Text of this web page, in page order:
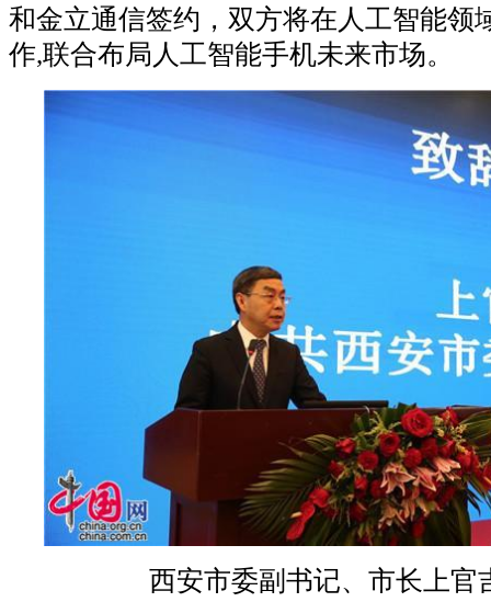
和金立通信签约，双方将在人工智能领
作,联合布局人工智能手机未来市场。
西安市委副书记、市长上官